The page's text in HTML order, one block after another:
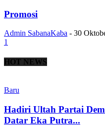
Promosi
Admin SabanaKaba - 30
1
HOT NEWS
Baru
Hadiri Ultah Partai
Datar Eka Putra...